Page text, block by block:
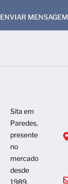
ENVIAR MENSAGEM
Sita em
Paredes,
presente
no
mercado
desde
1989,